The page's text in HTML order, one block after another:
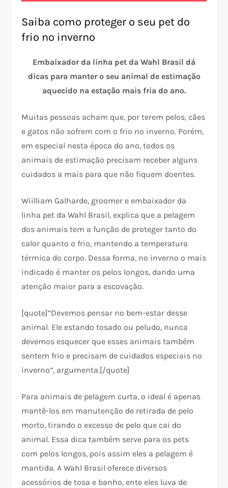
Saiba como proteger o seu pet do
frio no inverno
Embaixador da linha pet da Wahl Brasil dá
dicas para manter o seu animal de estimação
aquecido na estação mais fria do ano.
Muitas pessoas acham que, por terem pelos, cães
e gatos não sofrem com o frio no inverno. Porém,
em especial nesta época do ano, todos os
animais de estimação precisam receber alguns
cuidados a mais para que não fiquem doentes.
Wiilliam Galharde, groomer e embaixador da
linha pet da Wahl Brasil, explica que a pelagem
dos animais tem a função de proteger tanto do
calor quanto o frio, mantendo a temperatura
térmica do corpo. Dessa forma, no inverno o mais
indicado é manter os pelos longos, dando uma
atenção maior para a escovação.
[quote]“Devemos pensar no bem-estar desse
animal. Ele estando tosado ou peludo, nunca
devemos esquecer que esses animais também
sentem frio e precisam de cuidados especiais no
inverno”, argumenta.[/quote]
Para animais de pelagem curta, o ideal é apenas
mantê-los em manutenção de retirada de pelo
morto, tirando o excesso de pelo que cai do
animal. Essa dica também serve para os pets
com pelos longos, pois assim eles a pelagem é
mantida. A Wahl Brasil oferece diversos
acessórios de tosa e banho, ente eles luva de